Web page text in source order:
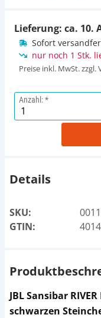
Lieferung: ca. 10.
Sofort
nur noch 1 Stk.
Preise inkl. MwSt. zzgl.
Anzahl:
Details
SKU:
GTIN:
JBL Sansibar
schwarzen